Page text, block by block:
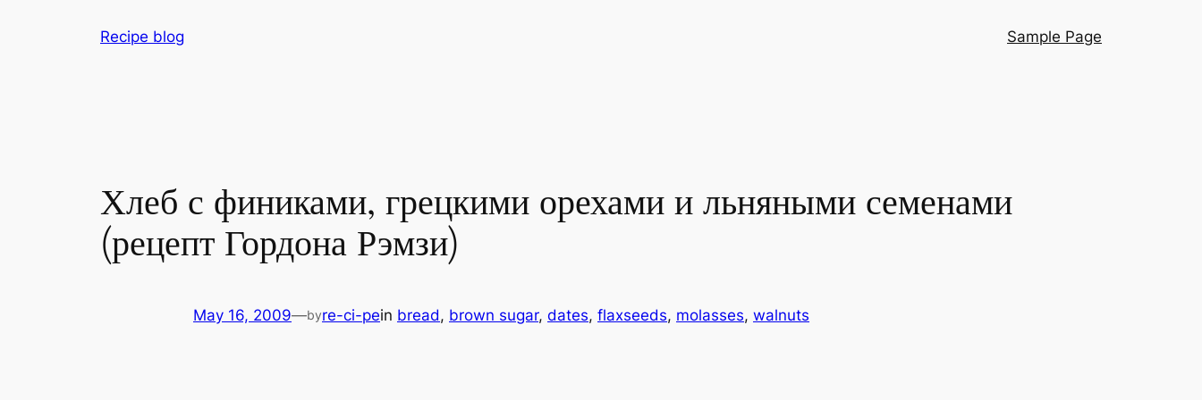
Recipe blog Sample Page
Хлеб с финиками, грецкими орехами и льняными семенами
(рецепт Гордона Рэмзи)
May 16, 2009—byre-ci-pein bread, brown sugar, dates, flaxseeds, molasses, walnuts